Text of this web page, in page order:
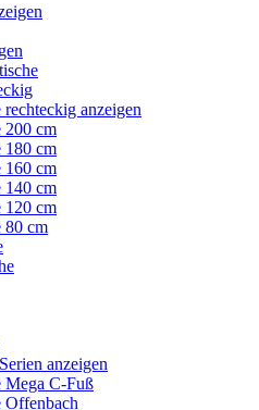
rechteckig anzeigen
200 cm
180 cm
160 cm
140 cm
120 cm
80 cm
anzeigen
Mega C-Fuß
Offenbach